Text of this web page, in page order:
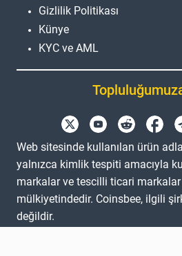
Gizlilik Politikası
Künye
KYC ve AML
Web sitesinde kullanılan ürün
yalnızca kimlik tespiti amacıyla
markalar ve tescilli ticari
mülkiyetindedir. Coinsbee, ilgili
değildir.